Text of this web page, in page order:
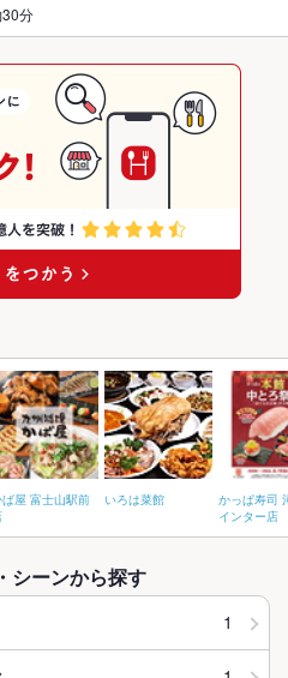
分
屋 富士山駅前
いろは菜館
かっぱ寿司
インター店
シーンから探す
1